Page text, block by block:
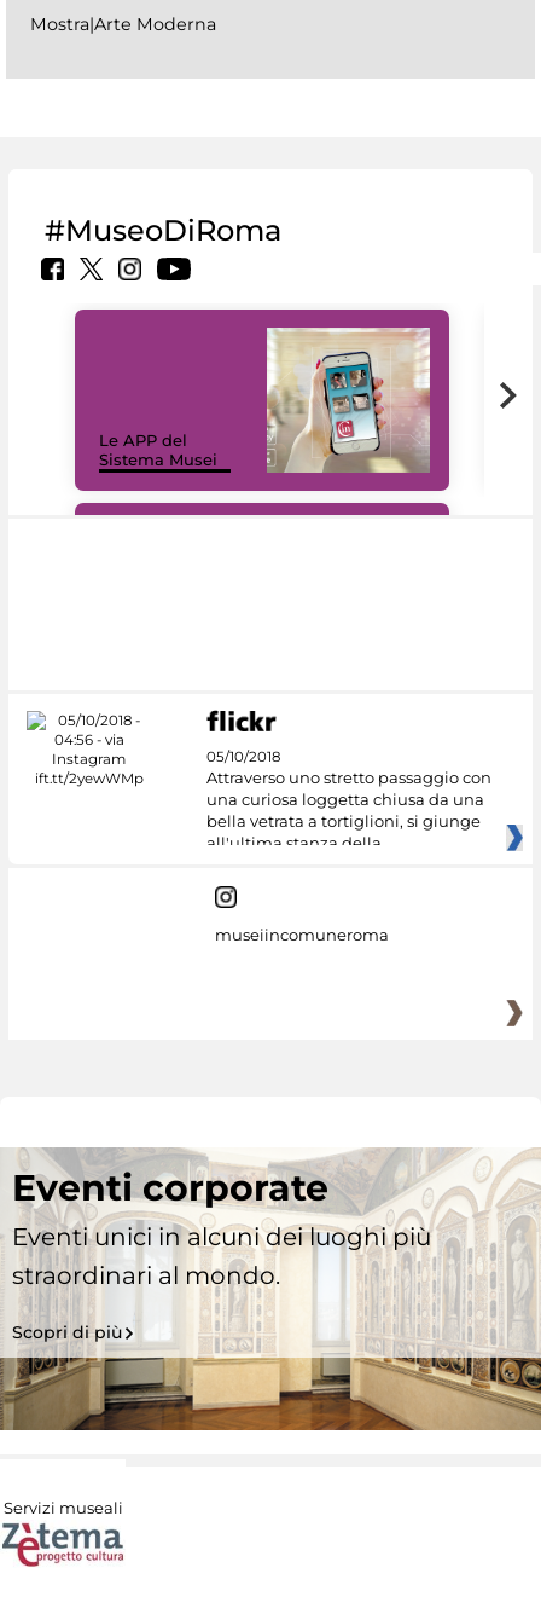
Mostra|Arte Moderna
#MuseoDiRoma
Le APP del
Sistema Musei
05/10/2018
Attraverso uno stretto passaggio con
una curiosa loggetta chiusa da una
bella vetrata a tortiglioni, si giunge
all'ultima stanza della
museiincomuneroma
Eventi corporate
Eventi unici in alcuni dei luoghi più
straordinari al mondo.
Scopri di più
Servizi museali